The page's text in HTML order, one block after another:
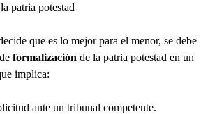
patria potestad
que es lo mejor para el menor, se debe
formalización de la patria potestad en un
implica:
ante un tribunal competente.